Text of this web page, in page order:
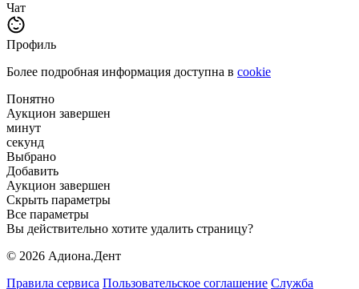
Чат
Профиль
Более подробная информация доступна в cookie
Понятно
Аукцион завершен
минут
секунд
Выбрано
Добавить
Аукцион завершен
Скрыть параметры
Все параметры
Вы действительно хотите удалить страницу?
© 2026 Адиона.Дент
Правила сервиса Пользовательское соглашение Служба